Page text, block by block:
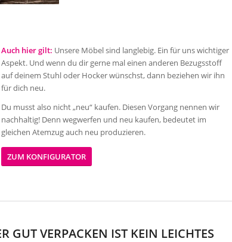
Auch hier gilt: Unsere Möbel sind langlebig. Ein für uns wichtiger
Aspekt. Und wenn du dir gerne mal einen anderen Bezugsstoff
auf deinem Stuhl oder Hocker wünschst, dann beziehen wir ihn
für dich neu.
Du musst also nicht „neu“ kaufen. Diesen Vorgang nennen wir
nachhaltig! Denn wegwerfen und neu kaufen, bedeutet im
gleichen Atemzug auch neu produzieren.
ZUM KONFIGURATOR
GUT VERPACKEN IST KEIN LEICHTES